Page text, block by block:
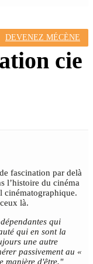
DEVENEZ MÉCÈNE
cie
fascination par delà
l’histoire du cinéma
cinématographique.
là.
qui
qui en sont la
une autre
passivement au «
manière d'être."